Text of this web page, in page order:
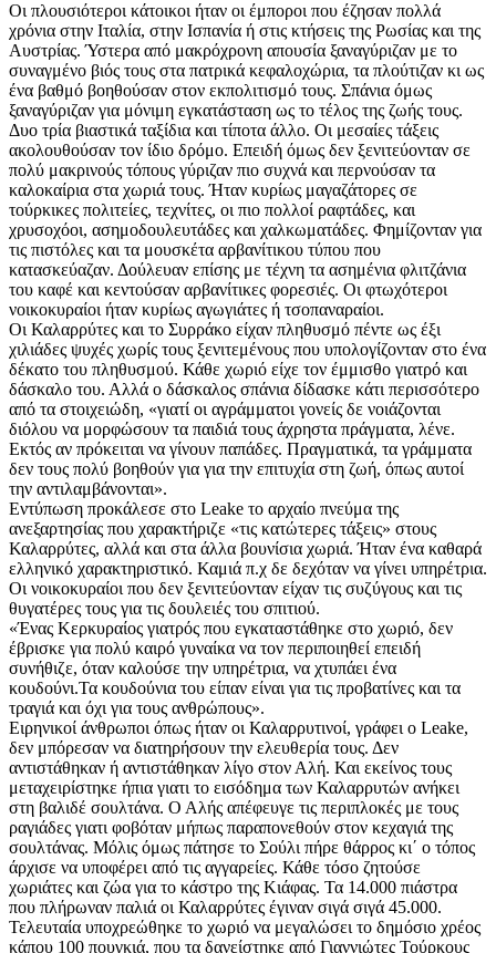
Οι πλουσιότεροι κάτοικοι ήταν οι έμποροι που έζησαν πολλά
χρόνια στην Ιταλία, στην Ισπανία ή στις κτήσεις της Ρωσίας και της
Αυστρίας. Ύστερα από μακρόχρονη απουσία ξαναγύριζαν με το
συναγμένο βιός τους στα πατρικά κεφαλοχώρια, τα πλούτιζαν κι ως
ένα βαθμό βοηθούσαν στον εκπολιτισμό τους. Σπάνια όμως
ξαναγύριζαν για μόνιμη εγκατάσταση ως το τέλος της ζωής τους.
Δυο τρία βιαστικά ταξίδια και τίποτα άλλο. Οι μεσαίες τάξεις
ακολουθούσαν τον ίδιο δρόμο. Επειδή όμως δεν ξενιτεύονταν σε
πολύ μακρινούς τόπους γύριζαν πιο συχνά και περνούσαν τα
καλοκαίρια στα χωριά τους. Ήταν κυρίως μαγαζάτορες σε
τούρκικες πολιτείες, τεχνίτες, οι πιο πολλοί ραφτάδες, και
χρυσοχόοι, ασημοδουλευτάδες και χαλκωματάδες. Φημίζονταν για
τις πιστόλες και τα μουσκέτα αρβανίτικου τύπου που
κατασκεύαζαν. Δούλευαν επίσης με τέχνη τα ασημένια φλιτζάνια
του καφέ και κεντούσαν αρβανίτικες φορεσιές. Οι φτωχότεροι
νοικοκυραίοι ήταν κυρίως αγωγιάτες ή τσοπαναραίοι.
Οι Καλαρρύτες και το Συρράκο είχαν πληθυσμό πέντε ως έξι
χιλιάδες ψυχές χωρίς τους ξενιτεμένους που υπολογίζονταν στο ένα
δέκατο του πληθυσμού. Κάθε χωριό είχε τον έμμισθο γιατρό και
δάσκαλο του. Αλλά ο δάσκαλος σπάνια δίδασκε κάτι περισσότερο
από τα στοιχειώδη, «γιατί οι αγράμματοι γονείς δε νοιάζονται
διόλου να μορφώσουν τα παιδιά τους άχρηστα πράγματα, λένε.
Εκτός αν πρόκειται να γίνουν παπάδες. Πραγματικά, τα γράμματα
δεν τους πολύ βοηθούν για για την επιτυχία στη ζωή, όπως αυτοί
την αντιλαμβάνονται».
Εντύπωση προκάλεσε στο Leake το αρχαίο πνεύμα της
ανεξαρτησίας που χαρακτήριζε «τις κατώτερες τάξεις» στους
Καλαρρύτες, αλλά και στα άλλα βουνίσια χωριά. Ήταν ένα καθαρά
ελληνικό χαρακτηριστικό. Καμιά π.χ δε δεχόταν να γίνει υπηρέτρια.
Οι νοικοκυραίοι που δεν ξενιτεύονταν είχαν τις συζύγους και τις
θυγατέρες τους για τις δουλειές του σπιτιού.
«Ένας Κερκυραίος γιατρός που εγκαταστάθηκε στο χωριό, δεν
έβρισκε για πολύ καιρό γυναίκα να τον περιποιηθεί επειδή
συνήθιζε, όταν καλούσε την υπηρέτρια, να χτυπάει ένα
κουδούνι.Τα κουδούνια του είπαν είναι για τις προβατίνες και τα
τραγιά και όχι για τους ανθρώπους».
Ειρηνικοί άνθρωποι όπως ήταν οι Καλαρρυτινοί, γράφει ο Leake,
δεν μπόρεσαν να διατηρήσουν την ελευθερία τους. Δεν
αντιστάθηκαν ή αντιστάθηκαν λίγο στον Αλή. Και εκείνος τους
μεταχειρίστηκε ήπια γιατι το εισόδημα των Καλαρρυτών ανήκει
στη βαλιδέ σουλτάνα. Ο Αλής απέφευγε τις περιπλοκές με τους
ραγιάδες γιατι φοβόταν μήπως παραπονεθούν στον κεχαγιά της
σουλτάνας. Μόλις όμως πάτησε το Σούλι πήρε θάρρος κι΄ ο τόπος
άρχισε να υποφέρει από τις αγγαρείες. Κάθε τόσο ζητούσε
χωριάτες και ζώα για το κάστρο της Κιάφας. Τα 14.000 πιάστρα
που πλήρωναν παλιά οι Καλαρρύτες έγιναν σιγά σιγά 45.000.
Τελευταία υποχρεώθηκε το χωριό να μεγαλώσει το δημόσιο χρέος
κάπου 100 πουγκιά, που τα δανείστηκε από Γιαννιώτες Τούρκους